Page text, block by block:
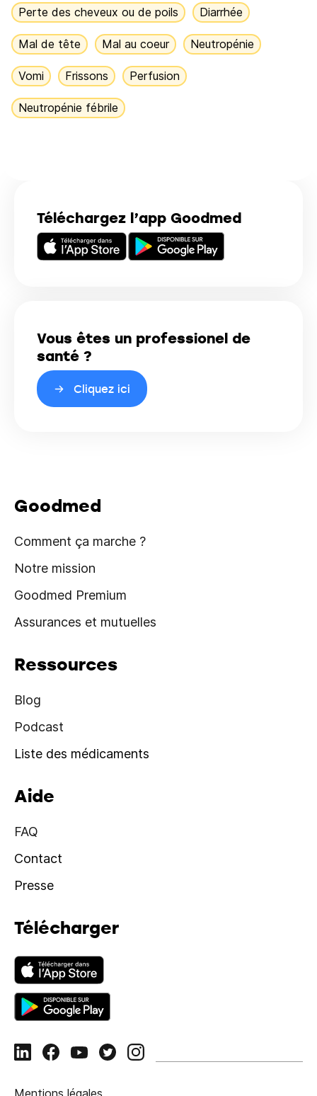
Téléchargez l’app Goodmed
Vous êtes un professionel de
santé ?
Cliquez ici
Perte des cheveux ou de poils Diarrhée
Mal de tête Mal au coeur Neutropénie
Vomi Frissons Perfusion
Neutropénie fébrile
Goodmed
Comment ça marche ?
Notre mission
Goodmed Premium
Assurances et mutuelles
Ressources
Blog
Podcast
Liste des médicaments
Aide
FAQ
Contact
Presse
Télécharger
Mentions légales